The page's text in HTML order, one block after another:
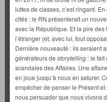
luttes de classes, c’est ringard.
cités : le RN présenterait un
avec la République. Et la pire des
l’étranger (et, avec lui, tout
Dernière nouveauté : ils seraient
générateurs de storytelling : le fait
scandales des Affaires. Une
en joue jusqu’à nous en saturer.
empêcher de penser le Présent
nous persuader que nous vivons